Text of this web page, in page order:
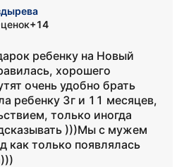
+14
ребенку на Новый
хорошего
очень удобно брать
ребенку 3г и 11 месяцев,
только иногда
)))Мы с мужем
как только появлялась